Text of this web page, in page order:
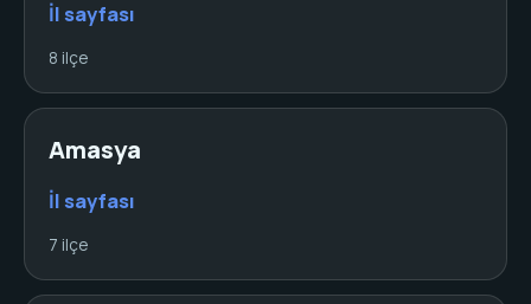
İl sayfası
8 ilçe
Amasya
İl sayfası
7 ilçe